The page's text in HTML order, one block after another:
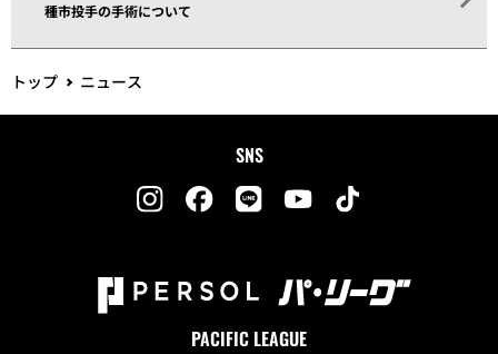
種市投手の手術について
トップ ニュース
SNS
PACIFIC LEAGUE